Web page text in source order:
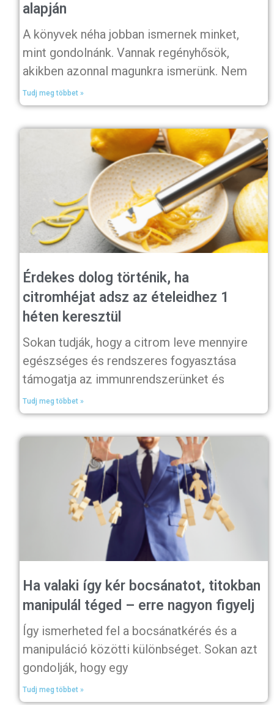
alapján
A könyvek néha jobban ismernek minket,
mint gondolnánk. Vannak regényhősök,
akikben azonnal magunkra ismerünk. Nem
Tudj meg többet »
Érdekes dolog történik, ha
citromhéjat adsz az ételeidhez 1
héten keresztül
Sokan tudják, hogy a citrom leve mennyire
egészséges és rendszeres fogyasztása
támogatja az immunrendszerünket és
Tudj meg többet »
Ha valaki így kér bocsánatot, titokban
manipulál téged – erre nagyon figyelj
Így ismerheted fel a bocsánatkérés és a
manipuláció közötti különbséget. Sokan azt
gondolják, hogy egy
Tudj meg többet »